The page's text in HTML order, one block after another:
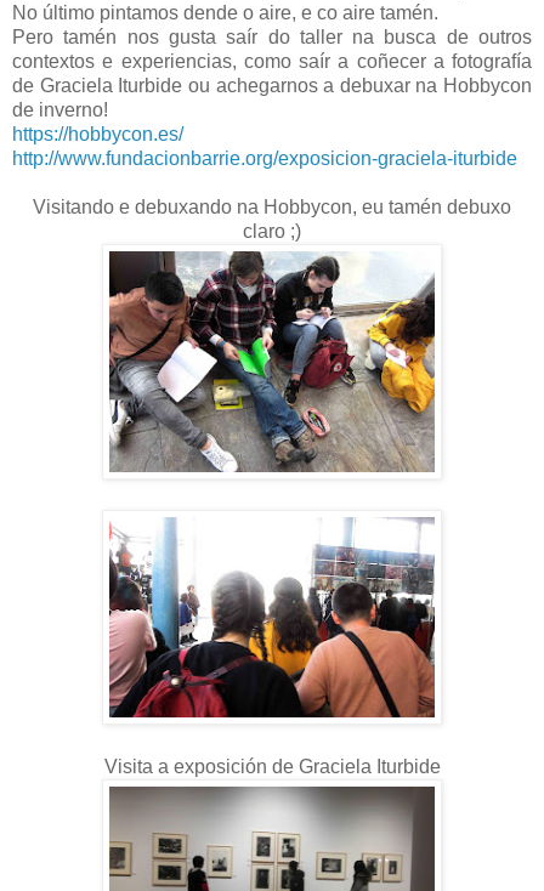
No último pintamos dende o aire, e co aire tamén.
Pero tamén nos gusta saír do taller na busca de outros
contextos e experiencias, como saír a coñecer a fotografía
de Graciela Iturbide ou achegarnos a debuxar na Hobbycon
de inverno!
https://hobbycon.es/
http://www.fundacionbarrie.org/exposicion-graciela-iturbide
Visitando e debuxando na Hobbycon, eu tamén debuxo
claro ;)
Visita a exposición de Graciela Iturbide